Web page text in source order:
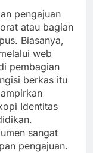
pengajuan
atau bagian
Biasanya,
web
pembagian
berkas itu
Identitas
sangat
pengajuan.